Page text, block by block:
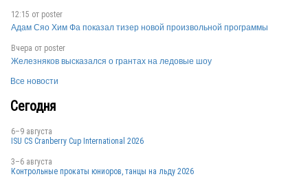
12:15 от poster
Адам Сяо Хим Фа показал тизер новой произвольной программы
Вчера от poster
Железняков высказался о грантах на ледовые шоу
Все новости
Сегодня
6–9 августа
ISU CS Cranberry Cup International 2026
3–6 августа
Контрольные прокаты юниоров, танцы на льду 2026